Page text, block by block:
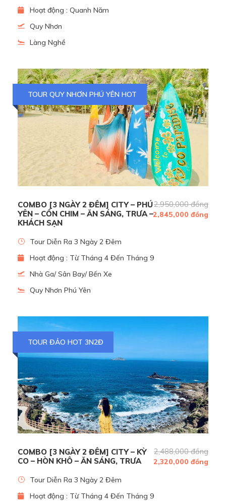
Thành quả câu mực
Trải nghiệm đi tàu đánh cá
Du khách câu được mực từ biển
SAN HÔ
Hoạt động : Quanh Năm
Quy Nhơn
Làng Nghề
TOUR QUY NHƠN PHÚ YÊN HOT
COMBO [3 NGÀY 2 ĐÊM] CITY – PHÚ
YÊN – CỒN CHIM – ĂN SÁNG, TRƯA –
KHÁCH SẠN
2,950,000 đồng
2,845,000 đồng
Tour Diễn Ra 3 Ngày 2 Đêm
Hoạt động : Từ Tháng 4 Đến Tháng 9
Nhà Ga/ Sân Bay/ Bến Xe
Quy Nhơn Phú Yên
TOUR ĐẢO HOT 3N2Đ
COMBO [3 NGÀY 2 ĐÊM] CITY – KỲ
CO – HÒN KHÔ – ĂN SÁNG, TRƯA
2,488,000 đồng
2,320,000 đồng
Tour Diễn Ra 3 Ngày 2 Đêm
Hoạt động : Từ Tháng 4 Đến Tháng 9